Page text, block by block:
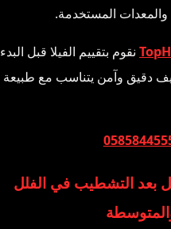
المستخدمة.
نقوم بتقييم الفيلا قبل البدء
دقيق وآمن يتناسب مع طبيعة
بعد التشطيب في الفلل